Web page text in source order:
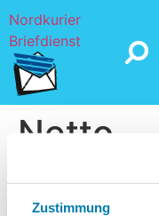
Zustimmung
Nordkurier
Briefdienst
Netto